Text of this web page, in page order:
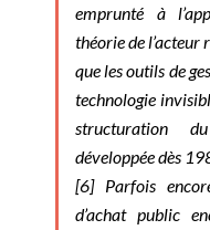
emprunté à
théorie de l’acteur
que les outils de
technologie
structuration
développée dès
[6]Parfois
d’achat public